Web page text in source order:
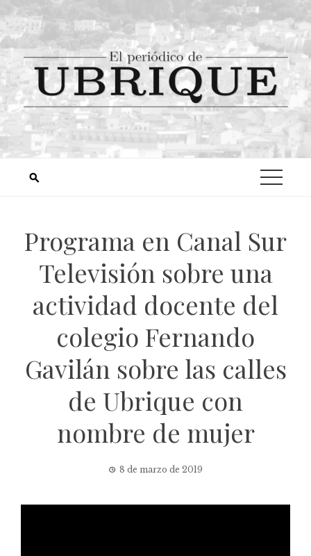
Programa en Canal Sur
Televisión sobre una
actividad docente del
colegio Fernando
Gavilán sobre las calles
de Ubrique con
nombre de mujer
8 de marzo de 2019